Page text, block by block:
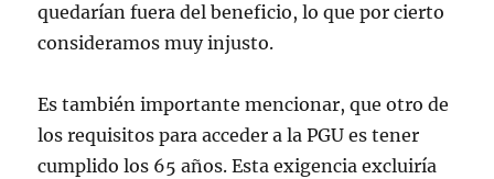
quedarían fuera del beneficio, lo que por cierto
consideramos muy injusto.
Es también importante mencionar, que otro de
los requisitos para acceder a la PGU es tener
cumplido los 65 años. Esta exigencia excluiría